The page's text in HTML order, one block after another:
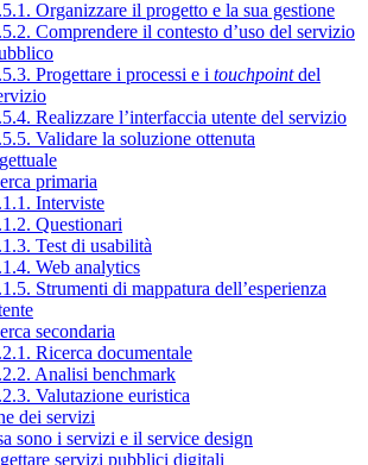
Organizzare il progetto e la sua gestione
Comprendere il contesto d’uso del servizio
Progettare i processi e i touchpointdel
Realizzare l’interfaccia utente del servizio
Validare la soluzione ottenuta
primaria
Interviste
Questionari
Test di usabilità
Web analytics
Strumenti di mappatura dell’esperienza
secondaria
Ricerca documentale
Analisi benchmark
Valutazione euristica
dei servizi
sono i servizi e il service design
servizi pubblici digitali